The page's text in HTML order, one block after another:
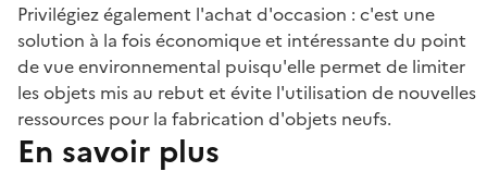
Privilégiez également l'achat d'occasion : c'est une
solution à la fois économique et intéressante du point
de vue environnemental puisqu'elle permet de limiter
les objets mis au rebut et évite l'utilisation de nouvelles
ressources pour la fabrication d'objets neufs.
En savoir plus